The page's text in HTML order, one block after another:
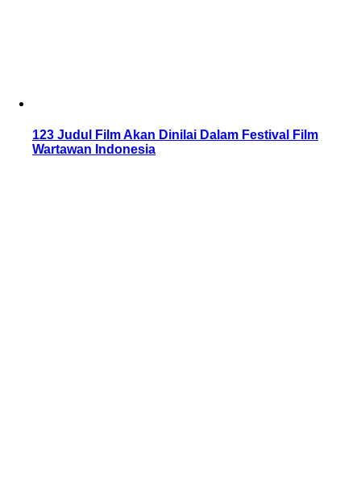
123 Judul Film Akan Dinilai Dalam Festival Film
Wartawan Indonesia